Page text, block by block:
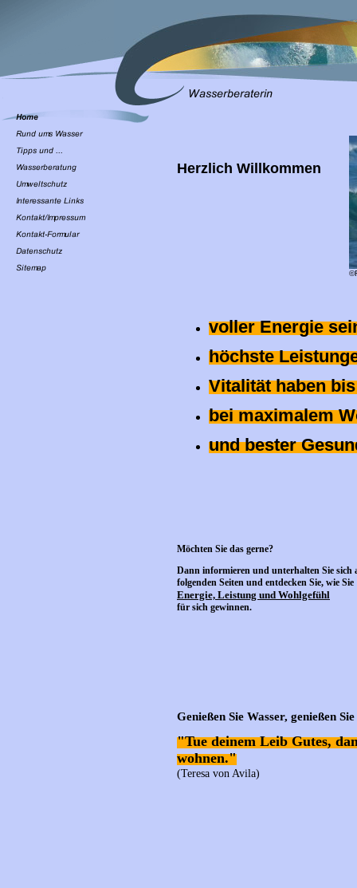
Herzlich Willkommen
voller Energie
höchste
Vitalität haben
bei maximalem
und bester
Möchten Sie das gerne?
Dann informieren und unterhalten Sie sich
folgenden Seiten und entdecken Sie, wie Sie
Energie, Leistung und Wohlgefühl
für sich gewinnen.
Genießen Sie Wasser, genießen
"Tue deinem Leib Gutes,
wohnen."
(Teresa von Avila)